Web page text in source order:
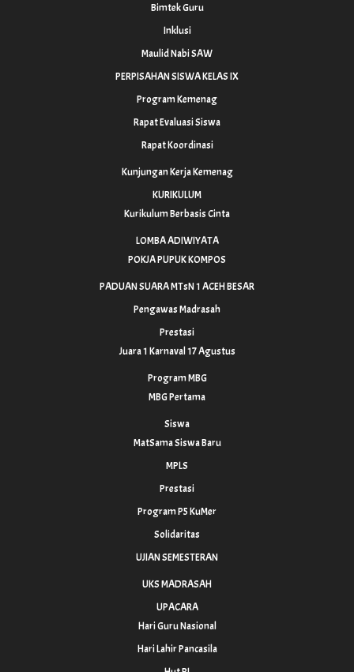
Bimtek Guru
Inklusi
Maulid Nabi SAW
PERPISAHAN SISWA KELAS IX
Program Kemenag
Rapat Evaluasi Siswa
Rapat Koordinasi
Kunjungan Kerja Kemenag
KURIKULUM
Kurikulum Berbasis Cinta
LOMBA ADIWIYATA
POKJA PUPUK KOMPOS
PADUAN SUARA MTsN 1 ACEH BESAR
Pengawas Madrasah
Prestasi
Juara 1 Karnaval 17 Agustus
Program MBG
MBG Pertama
Siswa
MatSama Siswa Baru
MPLS
Prestasi
Program P5 KuMer
Solidaritas
UJIAN SEMESTERAN
UKS MADRASAH
UPACARA
Hari Guru Nasional
Hari Lahir Pancasila